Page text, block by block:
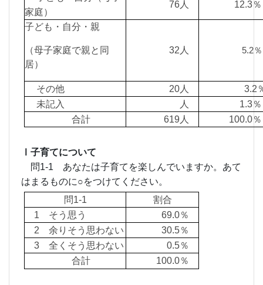
家庭）
76人 12.3
子ども・自分・親
（母子家庭で親と同
居）
32人 5.2
その他 20人
3.2
未記入
人
1.3
合計
619人 100.0
Ⅰ子育てについて
問1-1 あなたは子育てを楽しんでいますか。あて
はまるものに○をつけてください。
問1-1
割合
1 そう思う
69.0％
2 余りそう思わない
30.5％
3 全くそう思わない
0.5％
合計
100.0％